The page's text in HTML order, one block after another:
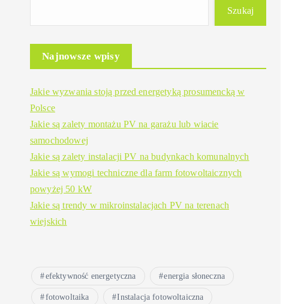
Szukaj
Najnowsze wpisy
Jakie wyzwania stoją przed energetyką prosumencką w
Polsce
Jakie są zalety montażu PV na garażu lub wiacie
samochodowej
Jakie są zalety instalacji PV na budynkach komunalnych
Jakie są wymogi techniczne dla farm fotowoltaicznych
powyżej 50 kW
Jakie są trendy w mikroinstalacjach PV na terenach
wiejskich
efektywność energetyczna energia słoneczna
fotowoltaika Instalacja fotowoltaiczna